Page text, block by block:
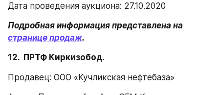
Дата проведения аукциона: 27.10.2020
странице продаж.
12.  ПРТФ Киркизобод.
Продавец: ООО «Кучликская нефтебаза»